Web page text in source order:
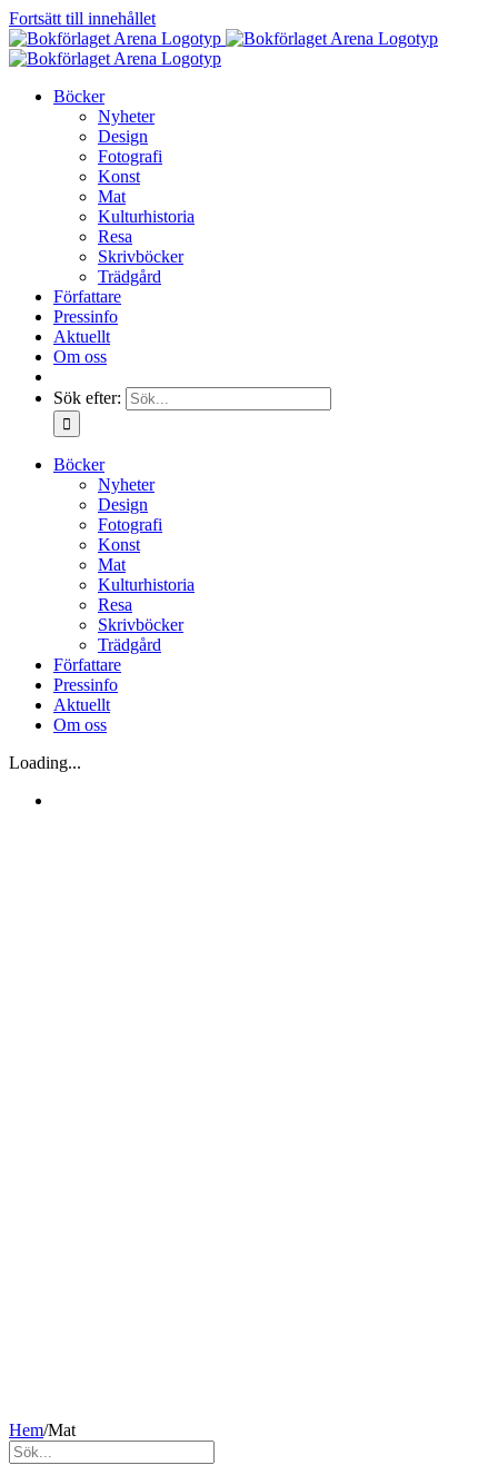
Fortsätt till innehållet
Böcker
Nyheter
Design
Fotografi
Konst
Mat
Kulturhistoria
Resa
Skrivböcker
Trädgård
Författare
Pressinfo
Aktuellt
Om oss
Sök efter:
Böcker
Nyheter
Design
Fotografi
Konst
Mat
Kulturhistoria
Resa
Skrivböcker
Trädgård
Författare
Pressinfo
Aktuellt
Om oss
Loading...
Hem/Mat